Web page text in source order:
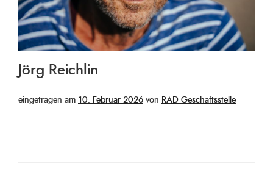
Jörg Reichlin
eingetragen am Veröffentlicht
10. Februar 2026 von RAD Geschäftsstelle